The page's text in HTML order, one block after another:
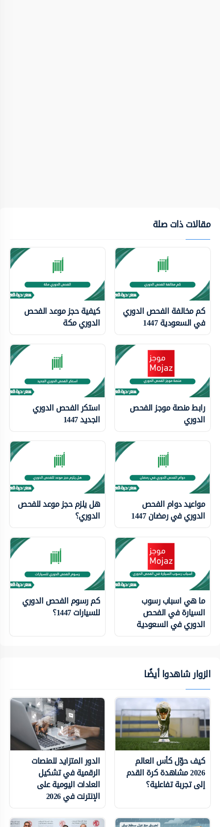
مقالات ذات صلة
كم مخالفة الفحص الدوري
في السعودية 1447
كيفية حجز موعد الفحص
الدوري مكة
رابط منصة موجز الفحص
الدوري
استكر الفحص الدوري
الجديد 1447
مواعيد دوام الفحص
الدوري في رمضان 1447
هل يلزم حجز موعد للفحص
الدوري؟
ما هي اسباب رسوب
السيارة في الفحص
الدوري في السعودية
كم رسوم الفحص الدوري
للسيارات 1447؟
الزوار شاهدوا أيضًا
كيف حوّل كأس العالم
2026 مشاهدة كرة القدم
إلى تجربة تفاعلية؟
الدور المتزايد للمنصات
الرقمية في تشكيل
العادات اليومية على
الإنترنت في 2026